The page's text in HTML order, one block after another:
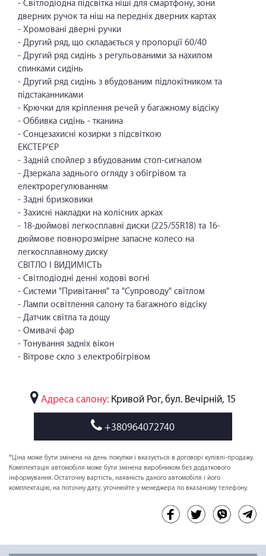
- Світлодіодна підсвітка ніші для смартфону, зони
дверних ручок та ніш на передніх дверних картах
- Хромовані дверні ручки
- Другий ряд, що складається у пропорції 60/40
- Другий ряд сидінь з регульованими за нахилом
спинками сидінь
- Другий ряд сидінь з вбудованим підлокітником та
підстаканниками
- Крючки для кріплення речей у багажному відсіку
- Оббивка сидінь - тканина
- Сонцезахисні козирки з підсвіткою
ЕКСТЕР'ЄР
- Задній спойлер з вбудованим стоп-сигналом
- Дзеркала заднього огляду з обігрівом та
електрорегулюванням
- Задні бризковики
- Захисні накладки на колісних арках
- 18-дюймові легкосплавні диски (225/55R18) та 16-
дюймове повнорозмірне запасне колесо на
легкосплавному диску
СВІТЛО І ВИДИМІСТЬ
- Світлодіодні денні ходові вогні
- Системи "Привітання" та "Супроводу" світлом
- Лампи освітлення салону та багажного відсіку
- Датчик світла та дощу
- Омивачі фар
- Тонування задніх вікон
- Вітрове скло з електробігрівом
Адреса салону: Кривой Рог, бул. Вечірній, 15
+380964072740
*Ціна може бути змінена на день покупки і вказується в договорі купівлі-продажу.
Комплектація автомобіля може бути змінена виробником без додаткового
інформування. Остаточну вартість, наявність даного автомобіля і його
комплектацію, на поточну дату, уточнюйте у менеджера по вказаному телефону.